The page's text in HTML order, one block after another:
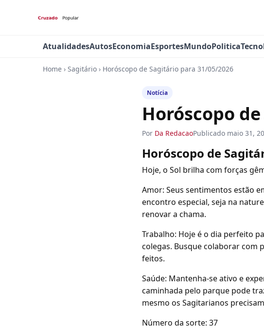
AtualidadesAutosEconomiaEsportesMundoPolitica
Home › Sagitário › Horóscopo de Sagitário para 31/05/2026
Notícia
Horóscopo
Por Da RedacaoPublicado maio 31,
Horóscopo de
Hoje, o Sol brilha com forças
Amor: Seus sentimentos estão
encontro especial, seja na
renovar a chama.
Trabalho: Hoje é o dia perfeito
colegas. Busque colaborar com
feitos.
Saúde: Mantenha-se ativo e
caminhada pelo parque pode
mesmo os Sagitarianos
Número da sorte: 37